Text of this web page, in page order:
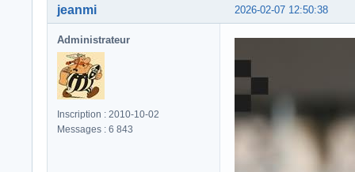
2026-02-07 12:50:38
jeanmi
Administrateur
Inscription : 2010-10-02
Messages : 6 843